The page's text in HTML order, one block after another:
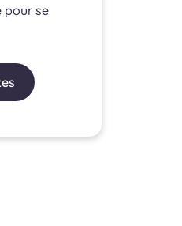
pour se